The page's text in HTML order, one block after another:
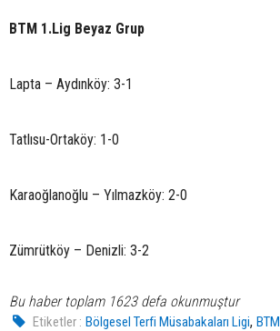
BTM 1.Lig Beyaz Grup
Lapta – Aydınköy: 3-1
Tatlısu-Ortaköy: 1-0
Karaoğlanoğlu – Yılmazköy: 2-0
Zümrütköy – Denizli: 3-2
Bu haber toplam 1623 defa okunmuştur
Etiketler : Bölgesel Terfi Müsabakaları Ligi,BTM